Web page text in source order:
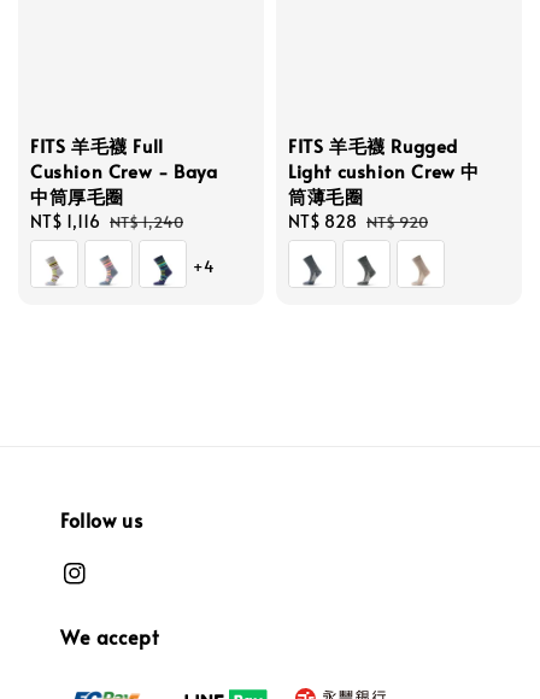
FITS 羊毛襪 Full
Cushion Crew - Baya
中筒厚毛圈
Sale
price
NT$ 1,116 Regular
price
NT$ 1,240
+4
FITS 羊毛襪 Rugged
Light cushion Crew 中
筒薄毛圈
Sale
price
NT$ 828 Regular
price
NT$ 920
Follow us
We accept